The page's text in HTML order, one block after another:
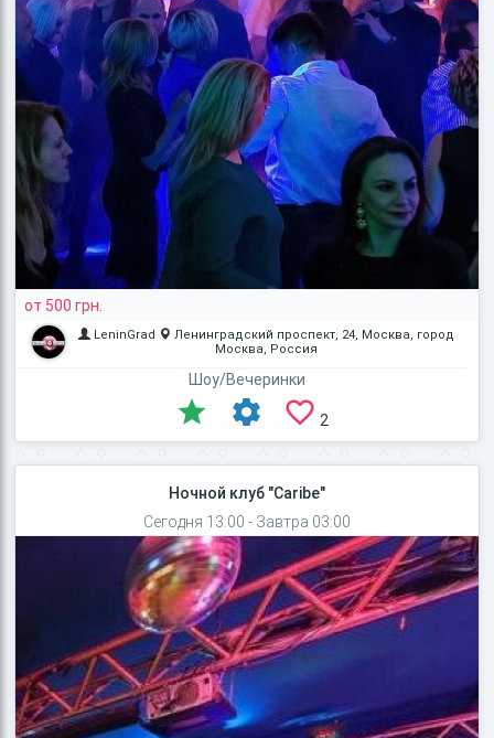
от 500 грн.
LeninGrad
Ленинградский проспект, 24, Москва, город
Москва, Россия
Шоу/Вечеринки
2
Ночной клуб "Caribe"
Сегодня 13:00 - Завтра 03:00